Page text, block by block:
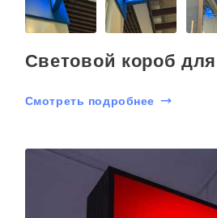
Световой короб
Смотреть подробнее